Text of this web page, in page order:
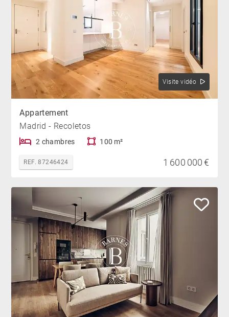
Visite vidéo
Appartement
Madrid - Recoletos
2 chambres 100 m²
REF. 87246424 1 600 000 €